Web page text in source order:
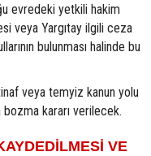
evredeki yetkili hakim
veya Yargıtay ilgili ceza
bulunması halinde bu
veya temyiz kanun yolu
kararı verilecek.
VE